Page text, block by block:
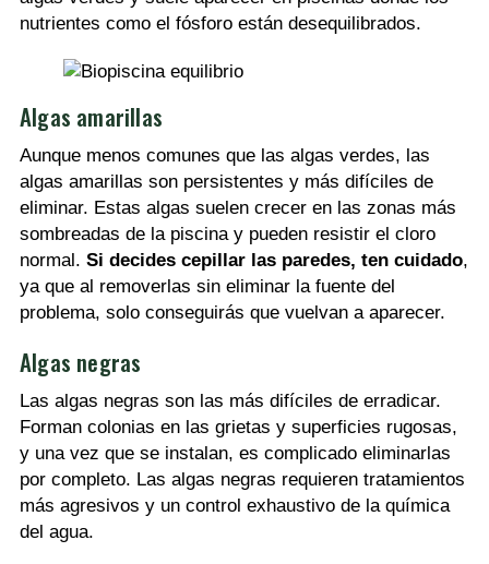
nutrientes como el fósforo están desequilibrados.
Algas amarillas
Aunque menos comunes que las algas verdes, las
algas amarillas son persistentes y más difíciles de
eliminar. Estas algas suelen crecer en las zonas más
sombreadas de la piscina y pueden resistir el cloro
normal. Si decides cepillar las paredes, ten cuidado,
ya que al removerlas sin eliminar la fuente del
problema, solo conseguirás que vuelvan a aparecer.
Algas negras
Las algas negras son las más difíciles de erradicar.
Forman colonias en las grietas y superficies rugosas,
y una vez que se instalan, es complicado eliminarlas
por completo. Las algas negras requieren tratamientos
más agresivos y un control exhaustivo de la química
del agua.